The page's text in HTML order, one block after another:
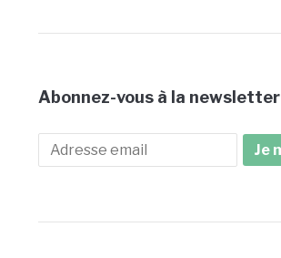
Abonnez-vous à la newsletter